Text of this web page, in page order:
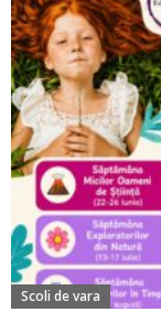
Scoli de vara